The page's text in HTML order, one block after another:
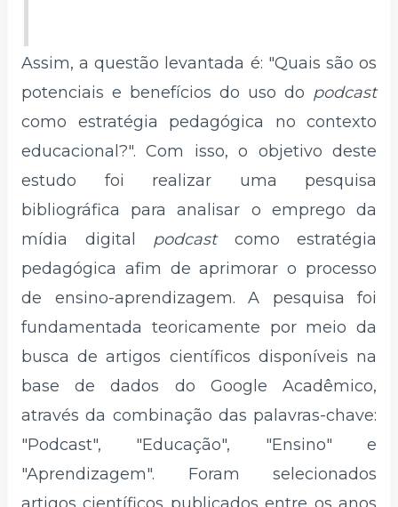
Assim, a questão levantada é: "Quais são os
potenciais e benefícios do uso do podcast
como estratégia pedagógica no contexto
educacional?". Com isso, o objetivo deste
estudo foi realizar uma pesquisa
bibliográfica para analisar o emprego da
mídia digital podcast como estratégia
pedagógica afim de aprimorar o processo
de ensino-aprendizagem. A pesquisa foi
fundamentada teoricamente por meio da
busca de artigos científicos disponíveis na
base de dados do Google Acadêmico,
através da combinação das palavras-chave:
"Podcast", "Educação", "Ensino" e
"Aprendizagem". Foram selecionados